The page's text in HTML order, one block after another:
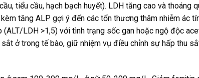
tiểu cầu, hạch bạch huyết). LDH tăng cao và thoáng
tăng ALP gợi ý đến các tổn thương thâm nhiễm ác
(ALT/LDH >1,5) với tình trạng sốc gan hoặc ngộ độc
ở trong tế bào, giữ nhiệm vụ điều chỉnh sự hấp thu